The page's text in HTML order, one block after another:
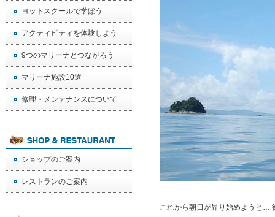
これから朝日が昇り始めようと…
ヨットスクールで学ぼう
アクティビティを体験しよう
9つのマリーナとつながろう
マリーナ施設10選
修理・メンテナンスについて
ショップのご案内
レストランのご案内